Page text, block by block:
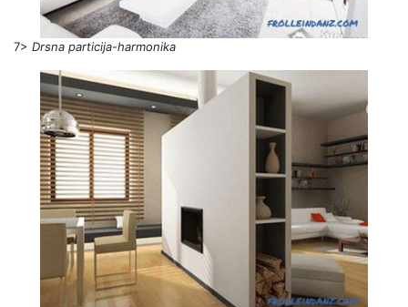
7> Drsna particija-harmonika